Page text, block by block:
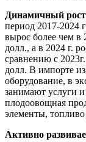
Динамичный
период 2017-2024
вырос более чем в
долл., а в 2024 г.
сравнению с
долл. В импорте
оборудование, в
занимают услуги
плодоовощная
элементы,
Активно